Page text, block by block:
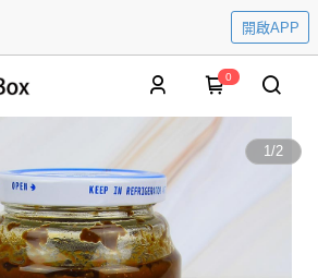
開啟APP
0
1/2